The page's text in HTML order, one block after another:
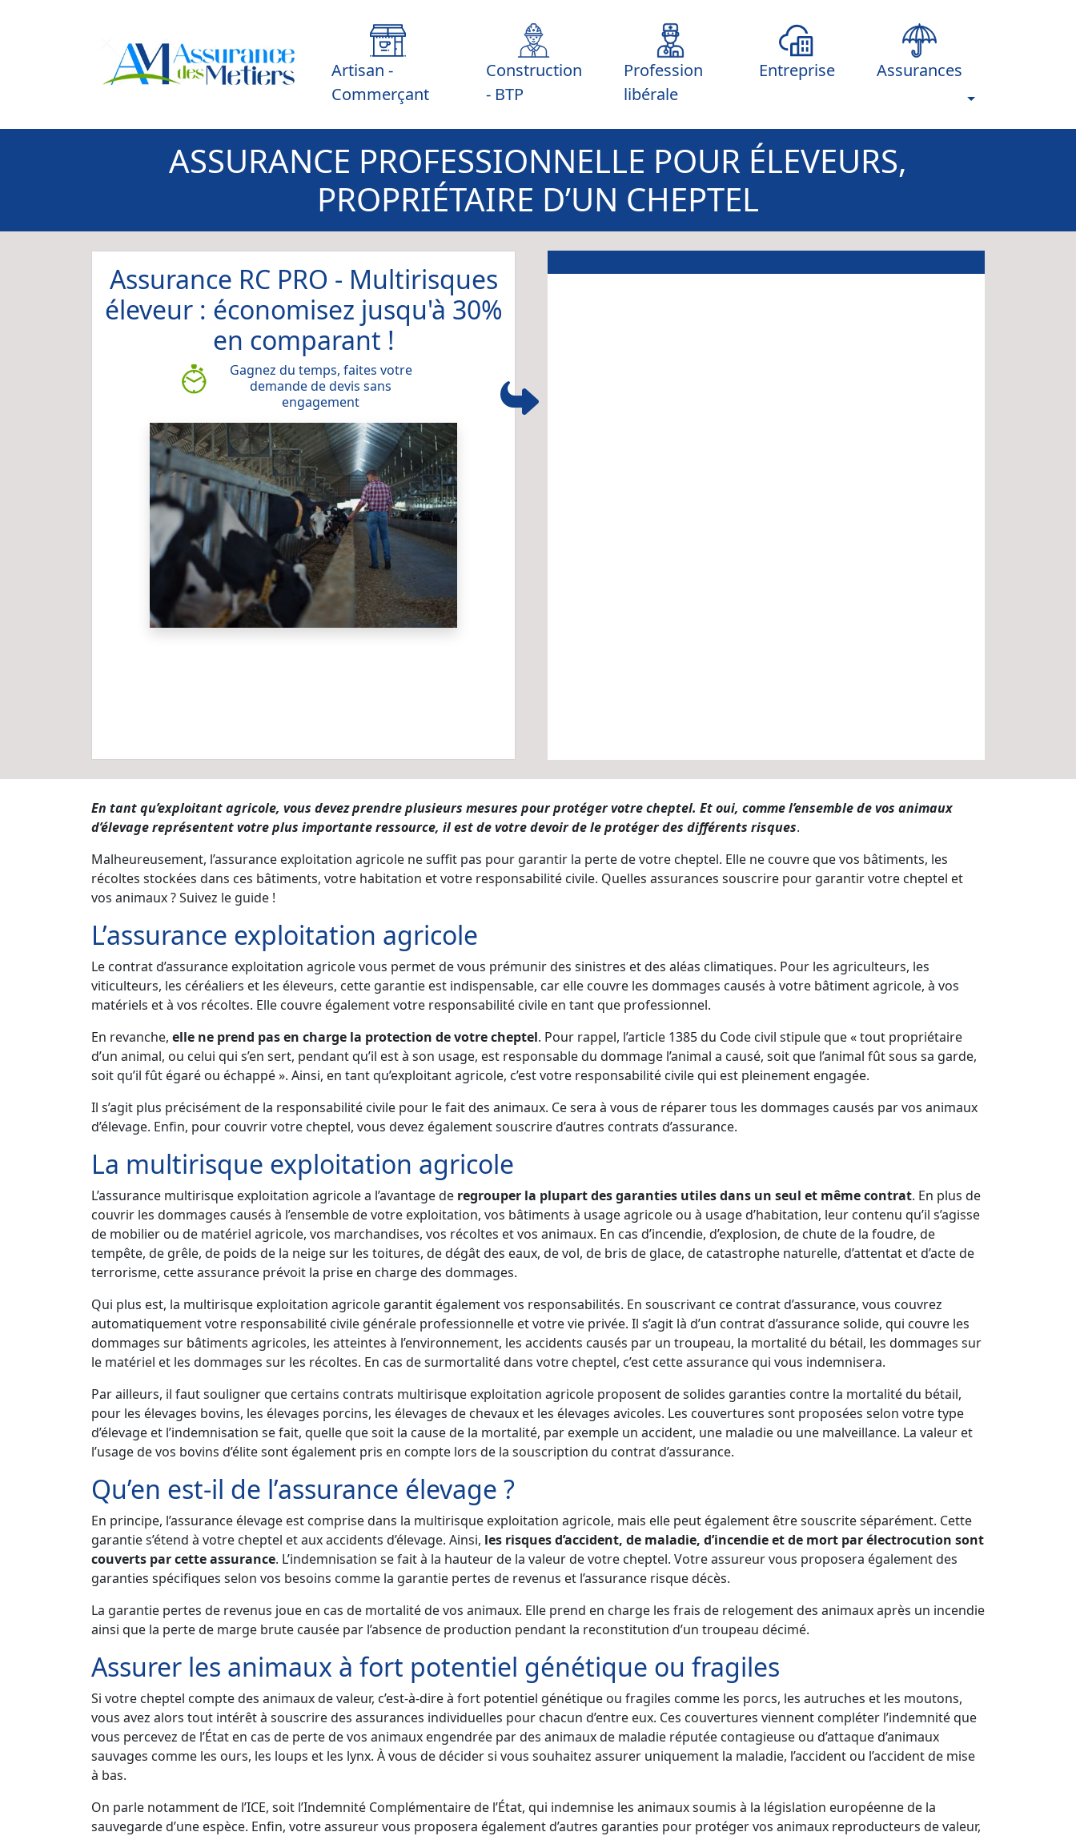
Artisan -
Commerçant
Construction
- BTP
Profession
libérale
Entreprise Assurances
ASSURANCE PROFESSIONNELLE POUR ÉLEVEURS,
PROPRIÉTAIRE D’UN CHEPTEL
Assurance RC PRO - Multirisques
éleveur : économisez jusqu'à 30%
en comparant !
Gagnez du temps, faites votre
demande de devis sans
engagement
En tant qu’exploitant agricole, vous devez prendre plusieurs mesures pour protéger votre cheptel. Et oui, comme l’ensemble de vos animaux
d’élevage représentent votre plus importante ressource, il est de votre devoir de le protéger des différents risques.
Malheureusement, l’assurance exploitation agricole ne suffit pas pour garantir la perte de votre cheptel. Elle ne couvre que vos bâtiments, les
récoltes stockées dans ces bâtiments, votre habitation et votre responsabilité civile. Quelles assurances souscrire pour garantir votre cheptel et
vos animaux ? Suivez le guide !
L’assurance exploitation agricole
Le contrat d’assurance exploitation agricole vous permet de vous prémunir des sinistres et des aléas climatiques. Pour les agriculteurs, les
viticulteurs, les céréaliers et les éleveurs, cette garantie est indispensable, car elle couvre les dommages causés à votre bâtiment agricole, à vos
matériels et à vos récoltes. Elle couvre également votre responsabilité civile en tant que professionnel.
En revanche, elle ne prend pas en charge la protection de votre cheptel. Pour rappel, l’article 1385 du Code civil stipule que « tout propriétaire
d’un animal, ou celui qui s’en sert, pendant qu’il est à son usage, est responsable du dommage l’animal a causé, soit que l’animal fût sous sa garde,
soit qu’il fût égaré ou échappé ». Ainsi, en tant qu’exploitant agricole, c’est votre responsabilité civile qui est pleinement engagée.
Il s’agit plus précisément de la responsabilité civile pour le fait des animaux. Ce sera à vous de réparer tous les dommages causés par vos animaux
d’élevage. Enfin, pour couvrir votre cheptel, vous devez également souscrire d’autres contrats d’assurance.
La multirisque exploitation agricole
L’assurance multirisque exploitation agricole a l’avantage de regrouper la plupart des garanties utiles dans un seul et même contrat. En plus de
couvrir les dommages causés à l’ensemble de votre exploitation, vos bâtiments à usage agricole ou à usage d’habitation, leur contenu qu’il s’agisse
de mobilier ou de matériel agricole, vos marchandises, vos récoltes et vos animaux. En cas d’incendie, d’explosion, de chute de la foudre, de
tempête, de grêle, de poids de la neige sur les toitures, de dégât des eaux, de vol, de bris de glace, de catastrophe naturelle, d’attentat et d’acte de
terrorisme, cette assurance prévoit la prise en charge des dommages.
Qui plus est, la multirisque exploitation agricole garantit également vos responsabilités. En souscrivant ce contrat d’assurance, vous couvrez
automatiquement votre responsabilité civile générale professionnelle et votre vie privée. Il s’agit là d’un contrat d’assurance solide, qui couvre les
dommages sur bâtiments agricoles, les atteintes à l’environnement, les accidents causés par un troupeau, la mortalité du bétail, les dommages sur
le matériel et les dommages sur les récoltes. En cas de surmortalité dans votre cheptel, c’est cette assurance qui vous indemnisera.
Par ailleurs, il faut souligner que certains contrats multirisque exploitation agricole proposent de solides garanties contre la mortalité du bétail,
pour les élevages bovins, les élevages porcins, les élevages de chevaux et les élevages avicoles. Les couvertures sont proposées selon votre type
d’élevage et l’indemnisation se fait, quelle que soit la cause de la mortalité, par exemple un accident, une maladie ou une malveillance. La valeur et
l’usage de vos bovins d’élite sont également pris en compte lors de la souscription du contrat d’assurance.
Qu’en est-il de l’assurance élevage ?
En principe, l’assurance élevage est comprise dans la multirisque exploitation agricole, mais elle peut également être souscrite séparément. Cette
garantie s’étend à votre cheptel et aux accidents d’élevage. Ainsi, les risques d’accident, de maladie, d’incendie et de mort par électrocution sont
couverts par cette assurance. L’indemnisation se fait à la hauteur de la valeur de votre cheptel. Votre assureur vous proposera également des
garanties spécifiques selon vos besoins comme la garantie pertes de revenus et l’assurance risque décès.
La garantie pertes de revenus joue en cas de mortalité de vos animaux. Elle prend en charge les frais de relogement des animaux après un incendie
ainsi que la perte de marge brute causée par l’absence de production pendant la reconstitution d’un troupeau décimé.
Assurer les animaux à fort potentiel génétique ou fragiles
Si votre cheptel compte des animaux de valeur, c’est-à-dire à fort potentiel génétique ou fragiles comme les porcs, les autruches et les moutons,
vous avez alors tout intérêt à souscrire des assurances individuelles pour chacun d’entre eux. Ces couvertures viennent compléter l’indemnité que
vous percevez de l’État en cas de perte de vos animaux engendrée par des animaux de maladie réputée contagieuse ou d’attaque d’animaux
sauvages comme les ours, les loups et les lynx. À vous de décider si vous souhaitez assurer uniquement la maladie, l’accident ou l’accident de mise
à bas.
On parle notamment de l’ICE, soit l’Indemnité Complémentaire de l’État, qui indemnise les animaux soumis à la législation européenne de la
sauvegarde d’une espèce. Enfin, votre assureur vous proposera également d’autres garanties pour protéger vos animaux reproducteurs de valeur,